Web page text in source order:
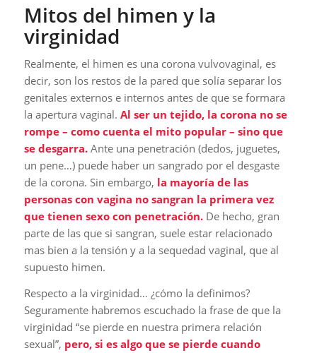
Mitos del himen y la
virginidad
Realmente, el himen es una corona vulvovaginal, es
decir, son los restos de la pared que solía separar los
genitales externos e internos antes de que se formara
la apertura vaginal. Al ser un tejido, la corona no se
rompe – como cuenta el mito popular – sino que
se desgarra.Ante una penetración (dedos, juguetes,
un pene…) puede haber un sangrado por el desgaste
de la corona. Sin embargo, la mayoría de las
personas con vagina no sangran la primera vez
que tienen sexo con penetración.De hecho, gran
parte de las que si sangran, suele estar relacionado
mas bien a la tensión y a la sequedad vaginal, que al
supuesto himen.
Respecto a la virginidad… ¿cómo la definimos?
Seguramente habremos escuchado la frase de que la
virginidad “se pierde en nuestra primera relación
sexual”, pero, si es algo que se pierde cuando